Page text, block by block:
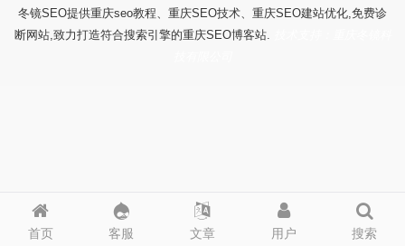
首页 客服 文章 用户 搜索
冬镜SEO提供重庆seo教程、重庆SEO技术、重庆SEO建站优化,免费诊
断网站,致力打造符合搜索引擎的重庆SEO博客站.